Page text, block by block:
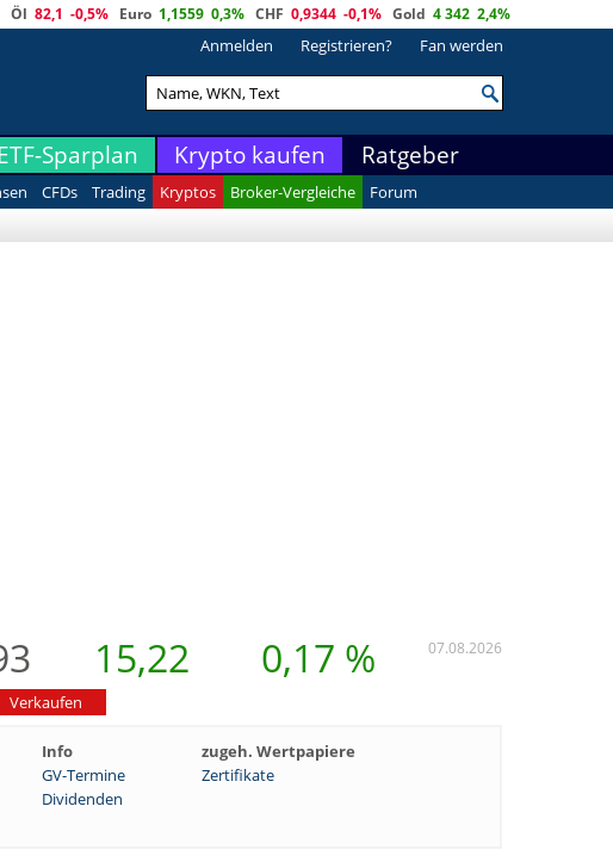
Öl 82,1 -0,5% Euro 1,1559 0,3% CHF 0,9344 -0,1% Gold 4 342 2,4%
Anmelden Registrieren? Fan werden
Sparplan Krypto kaufen Ratgeber
CFDs Trading Kryptos Broker-Vergleiche
Forum
15,22 0,17 % 07.08.2026
Verkaufen
Info
zugeh. Wertpapiere
GV-Termine
Zertifikate
Dividenden